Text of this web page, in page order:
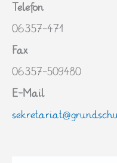
Telefon
06357-471
Fax
06357-509480
E-Mail